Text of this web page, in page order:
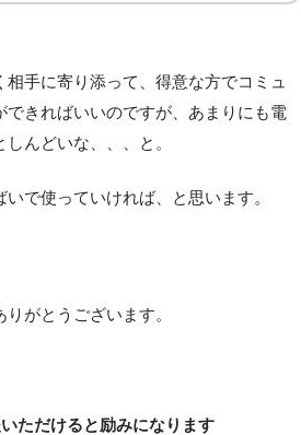
手に寄り添って、得意な方でコミュ
できればいいのですが、あまりにも電
んどいな、、、と。
で使っていければ、と思います。
がとうございます。
ただけると励みになります